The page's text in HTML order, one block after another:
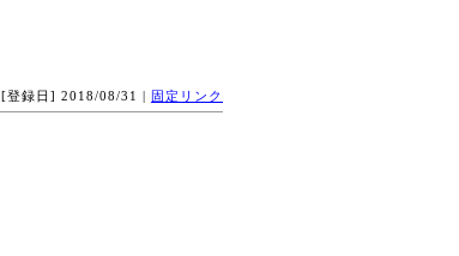
[登録日] 2018/08/31 | 固定リンク